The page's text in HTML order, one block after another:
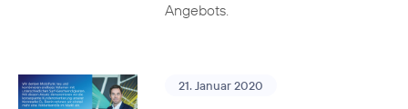
Angebots.
21. Januar 2020